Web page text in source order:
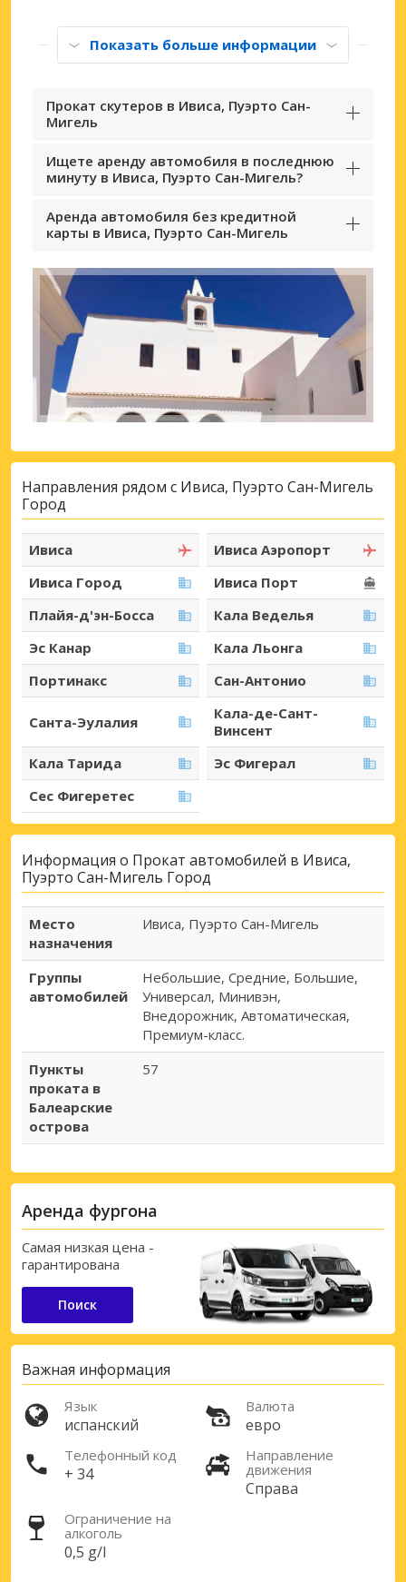
Показать больше информации
Прокат скутеров в Ивиса, Пуэрто Сан-
Мигель
Ищете аренду автомобиля в последнюю
минуту в Ивиса, Пуэрто Сан-Мигель?
Аренда автомобиля без кредитной
карты в Ивиса, Пуэрто Сан-Мигель
Направления рядом с Ивиса, Пуэрто Сан-Мигель
Город
Ивиса
Ивиса Аэропорт
Ивиса Город
Ивиса Порт
Плайя-д'эн-Босса
Кала Веделья
Эс Канар
Кала Льонга
Портинакс
Сан-Антонио
Санта-Эулалия
Кала-де-Сант-
Винсент
Кала Тарида
Эс Фигерал
Сес Фигеретес
Информация о Прокат автомобилей в Ивиса,
Пуэрто Сан-Мигель Город
Место
назначения
Ивиса, Пуэрто Сан-Мигель
Группы
автомобилей
Небольшие, Средние, Большие,
Универсал, Минивэн,
Внедорожник, Автоматическая,
Премиум-класс.
Пункты
проката в
Балеарские
острова
57
Аренда фургона
Самая низкая цена -
гарантирована
Поиск
Важная информация
Язык
испанский
Валюта
евро
Телефонный код
+ 34
Направление
движения
Справа
Ограничение на
алкоголь
0,5 g/l